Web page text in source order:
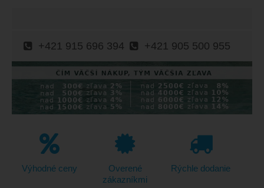
+421 915 696 394 +421 905 500 955
Výhodné ceny
Overené
zákazníkmi
Rýchle dodanie